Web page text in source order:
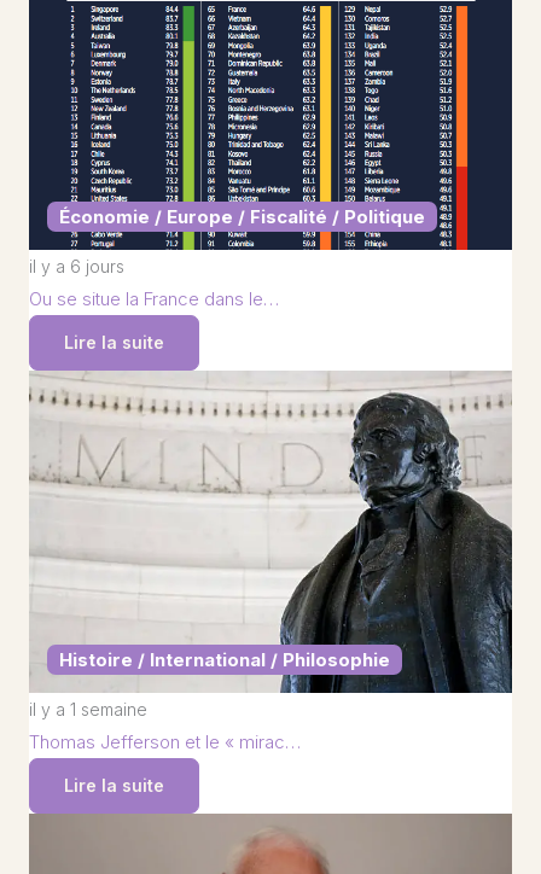
Économie / Europe / Fiscalité / Politique
il y a 6 jours
Ou se situe la France dans le…
Lire la suite
Histoire / International / Philosophie
il y a 1 semaine
Thomas Jefferson et le « mirac…
Lire la suite